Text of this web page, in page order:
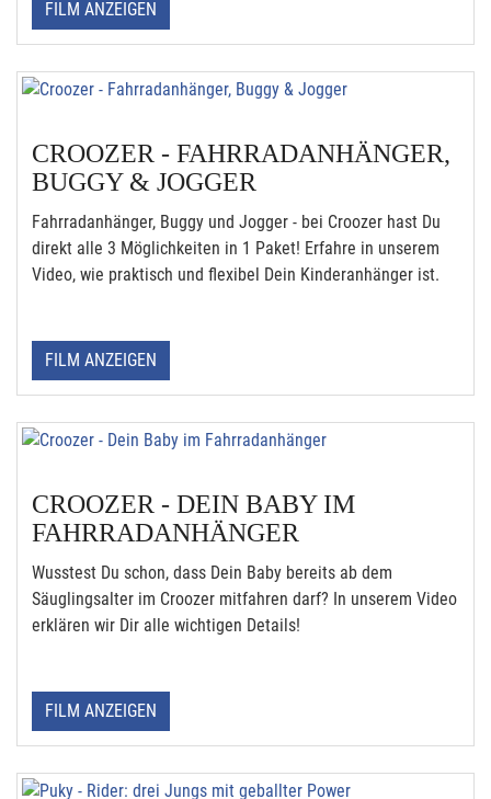
FILM ANZEIGEN
CROOZER - FAHRRADANHÄNGER,
BUGGY & JOGGER
Fahrradanhänger, Buggy und Jogger - bei Croozer hast Du
direkt alle 3 Möglichkeiten in 1 Paket! Erfahre in unserem
Video, wie praktisch und flexibel Dein Kinderanhänger ist.
FILM ANZEIGEN
CROOZER - DEIN BABY IM
FAHRRADANHÄNGER
Wusstest Du schon, dass Dein Baby bereits ab dem
Säuglingsalter im Croozer mitfahren darf? In unserem Video
erklären wir Dir alle wichtigen Details!
FILM ANZEIGEN